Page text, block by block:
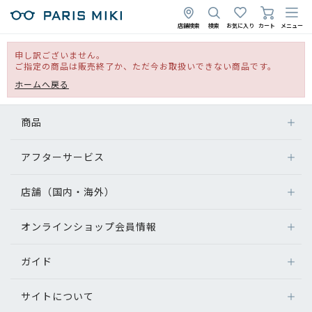
店舗検索 検索 お気に入り カート メニュー
申し訳ございません。
ご指定の商品は販売終了か、ただ今お取扱いできない商品です。
ホームへ戻る
商品
アフターサービス
店舗（国内・海外）
オンラインショップ会員情報
ガイド
サイトについて